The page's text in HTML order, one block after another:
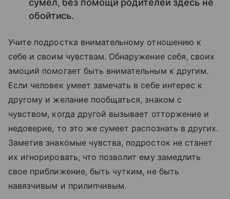
сумел, без помощи родителей здесь не
обойтись.
Учите подростка внимательному отношению к
себе и своим чувствам. Обнаружение себя, своих
эмоций помогает быть внимательным к другим.
Если человек умеет замечать в себе интерес к
другому и желание пообщаться, знаком с
чувством, когда другой вызывает отторжение и
недоверие, то это же сумеет распознать в других.
Заметив знакомые чувства, подросток не станет
их игнорировать, что позволит ему замедлить
свое приближение, быть чутким, не быть
навязчивым и прилипчивым.